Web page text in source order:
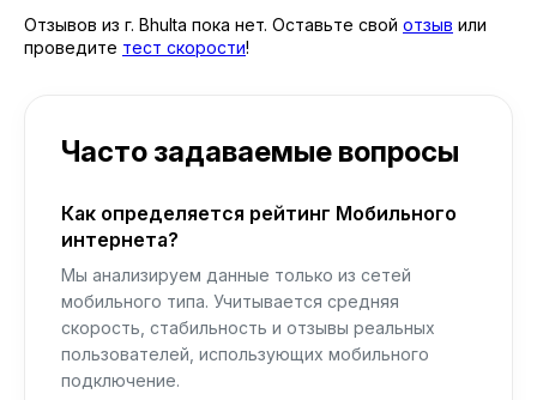
Отзывов из г. Bhulta пока нет. Оставьте свой отзыв или
проведите тест скорости!
Часто задаваемые вопросы
Как определяется рейтинг Мобильного
интернета?
Мы анализируем данные только из сетей
мобильного типа. Учитывается средняя
скорость, стабильность и отзывы реальных
пользователей, использующих мобильного
подключение.